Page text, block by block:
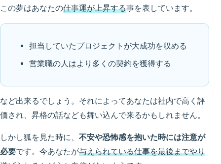
この夢はあなたの仕事運が上昇する事を表しています。
担当していたプロジェクトが大成功を収める
営業職の人はより多くの契約を獲得する
など出来るでしょう。それによってあなたは社内で高く評
価され、昇格の話なども舞い込んで来るかもしれません。
しかし狐を見た時に、 不安や恐怖感を抱いた時には注意が
必要です。今あなたが与えられている仕事を最後までやり